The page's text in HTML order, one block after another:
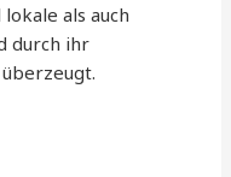
als auch
durch ihr